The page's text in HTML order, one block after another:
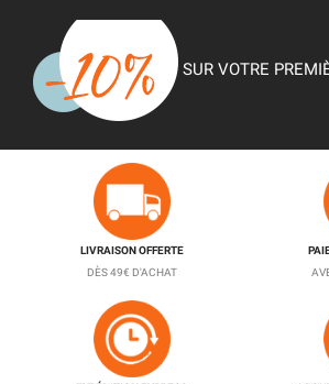
SUR VOTRE
LIVRAISON OFFERTE
DÈS 49€ D'ACHAT